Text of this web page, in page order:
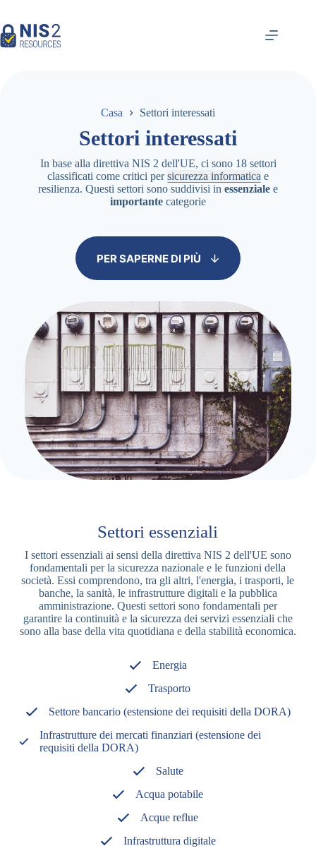
contenuto
Casa Settori interessati
Settori interessati
In base alla direttiva NIS 2 dell'UE, ci sono 18 settori
classificati come critici persicurezza informatica e
resilienza. Questi settori sono suddivisi in essenziale e
importante categorie
PER SAPERNE DI PIÙ
Settori essenziali
I settori essenziali ai sensi della direttiva NIS 2 dell'UE sono
fondamentali per la sicurezza nazionale e le funzioni della
società. Essi comprendono, tra gli altri, l'energia, i trasporti, le
banche, la sanità, le infrastrutture digitali e la pubblica
amministrazione. Questi settori sono fondamentali per
garantire la continuità e la sicurezza dei servizi essenziali che
sono alla base della vita quotidiana e della stabilità economica.
Energia
Trasporto
Settore bancario (estensione dei requisiti della DORA)
Infrastrutture dei mercati finanziari (estensione dei
requisiti della DORA)
Salute
Acqua potabile
Acque reflue
Infrastruttura digitale